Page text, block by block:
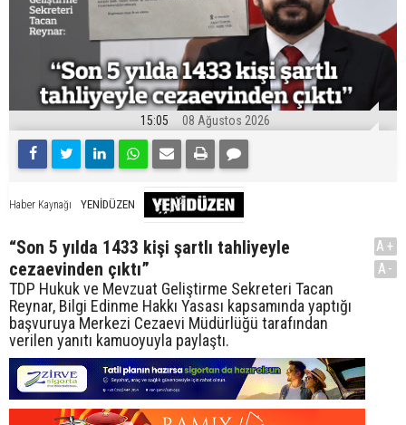
15:05 08 Ağustos 2026
Haber Kaynağı YENİDÜZEN
“Son 5 yılda 1433 kişi şartlı tahliyeyle
cezaevinden çıktı”
TDP Hukuk ve Mevzuat Geliştirme Sekreteri Tacan
Reynar, Bilgi Edinme Hakkı Yasası kapsamında yaptığı
başvuruya Merkezi Cezaevi Müdürlüğü tarafından
verilen yanıtı kamuoyuyla paylaştı.
A+
A-